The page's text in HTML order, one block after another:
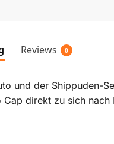
Reviews 0
und der Shippuden-
direkt zu sich